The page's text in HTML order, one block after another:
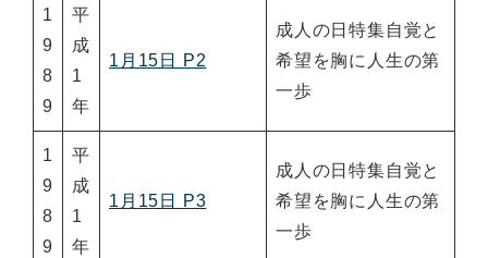
1
9
8
9
平
成
1
年
1月15日 P2
成人の日特集自覚と
希望を胸に人生の第
一歩
1
9
8
9
平
成
1
年
1月15日 P3
成人の日特集自覚と
希望を胸に人生の第
一歩